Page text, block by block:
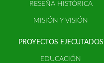
RESEÑA HISTÓRICA
MISIÓN Y VISIÓN
PROYECTOS EJECUTADOS
EDUCACIÓN